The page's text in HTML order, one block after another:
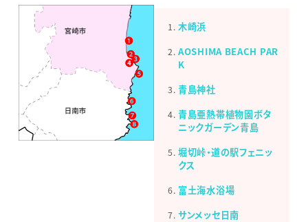
木崎浜
AOSHIMA BEACH PAR
K
青島神社
青島亜熱帯植物園ボタ
ニックガーデン青島
堀切峠・道の駅フェニッ
クス
富土海水浴場
サンメッセ日南